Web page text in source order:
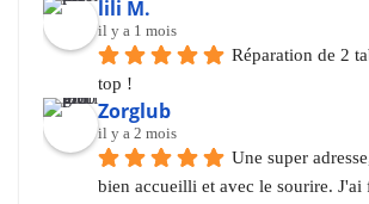
lili M.
il y a 1 mois
Réparation de 2
top !
Zorglub
il y a 2 mois
Une super
bien accueilli et avec le sourire. J'ai